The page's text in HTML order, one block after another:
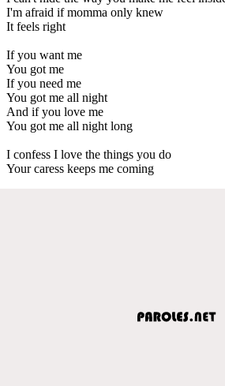
I'm afraid if momma only knew
It feels right
If you want me
You got me
If you need me
You got me all night
And if you love me
You got me all night long
I confess I love the things you do
Your caress keeps me coming